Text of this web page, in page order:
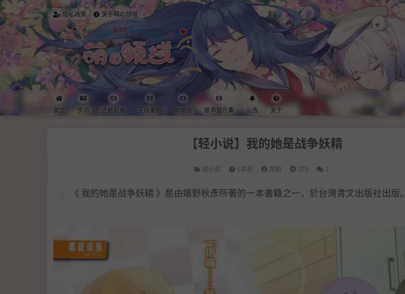
隐私政策 关于萌の领域
首页 资讯 连载新番 完结番剧 剧场版 原声音乐集 公告 关于
【轻小说】我的她是战争妖精
轻小说 6年前 龙姐 570 1
《 我的她是战争妖精 》是由嬉野秋彥所著的一本書籍之一，於台灣青文出版社出版。